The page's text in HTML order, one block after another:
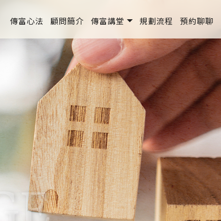
傳富心法 顧問簡介 傳富講堂 規劃流程 預約聊聊